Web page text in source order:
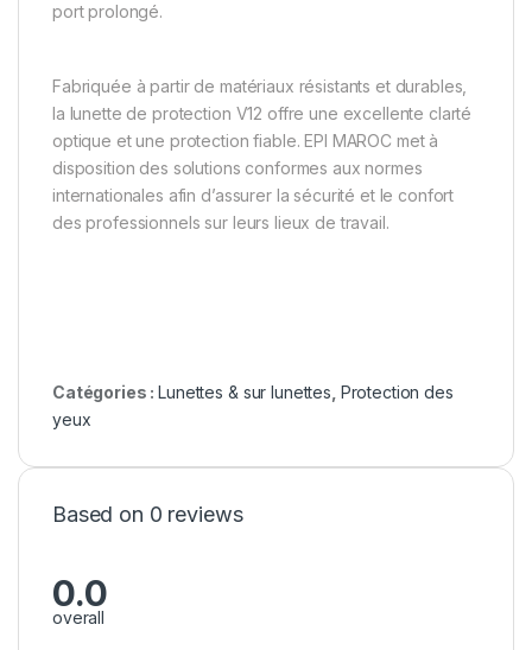
port prolongé.
Fabriquée à partir de matériaux résistants et durables,
la lunette de protection V12 offre une excellente clarté
optique et une protection fiable. EPI MAROC met à
disposition des solutions conformes aux normes
internationales afin d’assurer la sécurité et le confort
des professionnels sur leurs lieux de travail.
Catégories :Lunettes & sur lunettes Protection des
yeux
Based on 0 reviews
0.0
overall